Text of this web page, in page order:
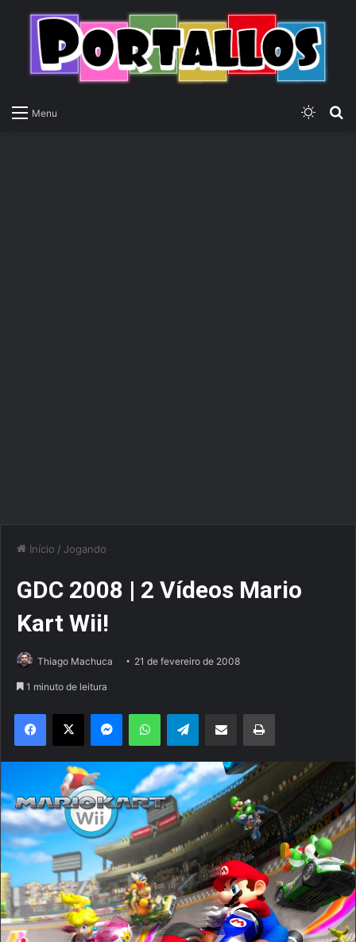
Menu
Início / Jogando
GDC 2008 | 2 Vídeos Mario
Kart Wii!
Thiago Machuca 21 de fevereiro de 2008
1 minuto de leitura